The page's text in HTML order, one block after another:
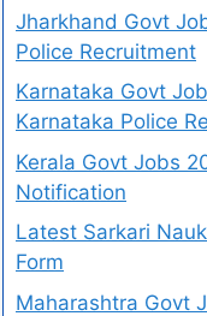
Jharkhand Govt
Police Recruitment
Karnataka Govt
Karnataka Police
Kerala Govt Jobs
Notification
Latest Sarkari
Form
Maharashtra Govt